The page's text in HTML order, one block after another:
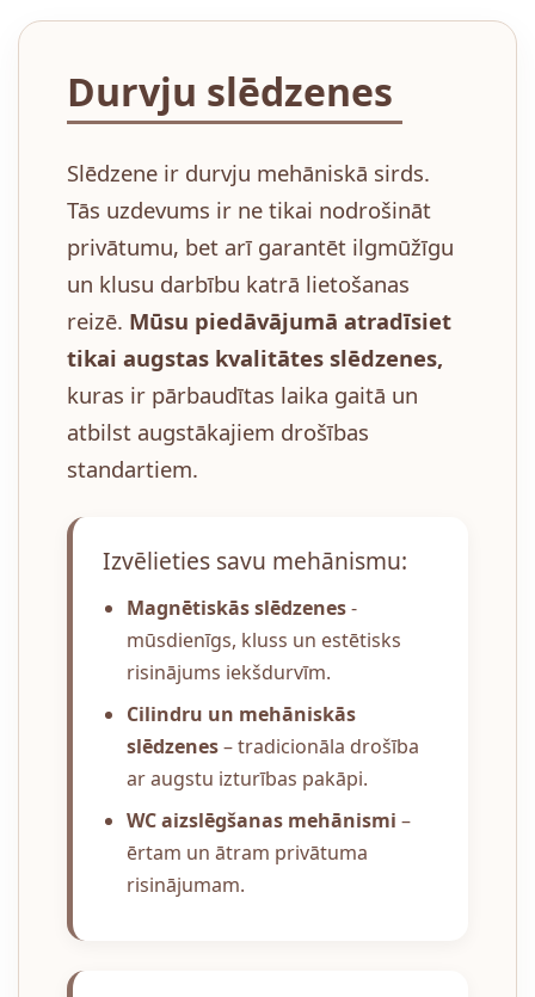
Durvju slēdzenes
Slēdzene ir durvju mehāniskā sirds.
Tās uzdevums ir ne tikai nodrošināt
privātumu, bet arī garantēt ilgmūžīgu
un klusu darbību katrā lietošanas
reizē. Mūsu piedāvājumā atradīsiet
tikai augstas kvalitātes slēdzenes,
kuras ir pārbaudītas laika gaitā un
atbilst augstākajiem drošības
standartiem.
Izvēlieties savu mehānismu:
Magnētiskās slēdzenes-
mūsdienīgs, kluss un estētisks
risinājums iekšdurvīm.
Cilindru un mehāniskās
slēdzenes– tradicionāla drošība
ar augstu izturības pakāpi.
WC aizslēgšanas mehānismi –
ērtam un ātram privātuma
risinājumam.